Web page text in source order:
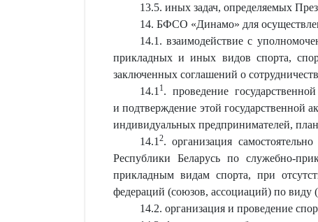
13.5. иных задач, определяемых
14. БФСО «Динамо» для
14.1. взаимодействие с
прикладных и иных видов спорта,
заключенных соглашений о
14.1 1. проведение
и подтверждение этой государственной
индивидуальных предпринимателей,
14.1 2. организация
Республики Беларусь по служебно-
прикладным видам спорта, при
федераций (союзов, ассоциаций) по виду
14.2. организация и проведение